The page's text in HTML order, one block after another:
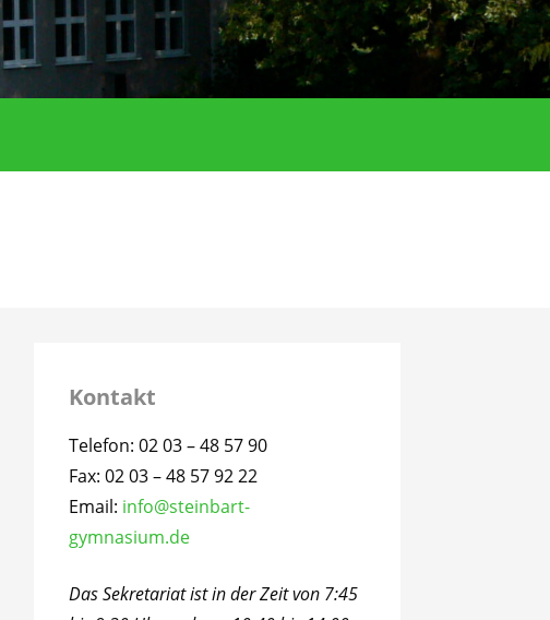
Kontakt
Telefon: 02 03 – 48 57 90
Fax: 02 03 – 48 57 92 22
Email: info@steinbart-
gymnasium.de
Das Sekretariat ist in der Zeit von 7:45